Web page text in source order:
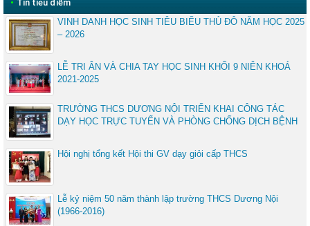
• Tin tiêu điểm
VINH DANH HỌC SINH TIÊU BIỂU THỦ ĐÔ NĂM HỌC 2025
– 2026
LỄ TRI ÂN VÀ CHIA TAY HỌC SINH KHỐI 9 NIÊN KHOÁ
2021-2025
TRƯỜNG THCS DƯƠNG NỘI TRIỂN KHAI CÔNG TÁC
DẠY HỌC TRỰC TUYẾN VÀ PHÒNG CHỐNG DỊCH BỆNH
Hội nghị tổng kết Hội thi GV dạy giỏi cấp THCS
Lễ kỷ niệm 50 năm thành lập trường THCS Dương Nội
(1966-2016)